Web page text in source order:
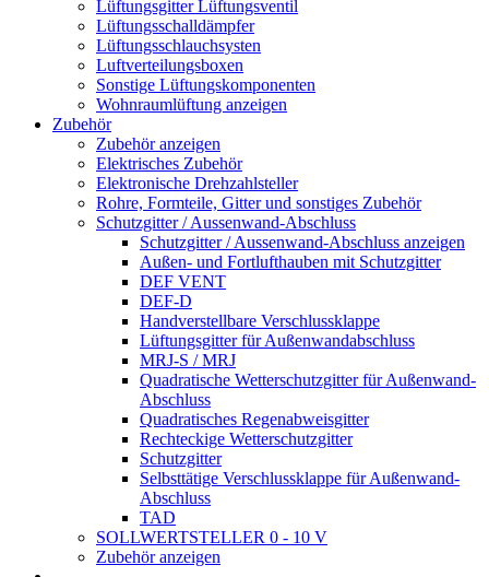
Lüftungsgitter Lüftungsventil
Lüftungsschalldämpfer
Lüftungsschlauchsysten
Luftverteilungsboxen
Sonstige Lüftungskomponenten
Wohnraumlüftung anzeigen
Zubehör
Zubehör anzeigen
Elektrisches Zubehör
Elektronische Drehzahlsteller
Rohre, Formteile, Gitter und sonstiges Zubehör
Schutzgitter / Aussenwand-Abschluss
Schutzgitter / Aussenwand-Abschluss anzeigen
Außen- und Fortlufthauben mit Schutzgitter
DEF VENT
DEF-D
Handverstellbare Verschlussklappe
Lüftungsgitter für Außenwandabschluss
MRJ-S / MRJ
Quadratische Wetterschutzgitter für Außenwand-
Abschluss
Quadratisches Regenabweisgitter
Rechteckige Wetterschutzgitter
Schutzgitter
Selbsttätige Verschlussklappe für Außenwand-
Abschluss
TAD
SOLLWERTSTELLER 0 - 10 V
Zubehör anzeigen